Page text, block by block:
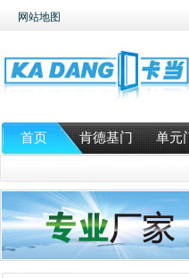
网站地图
首页 肯德基门 单元